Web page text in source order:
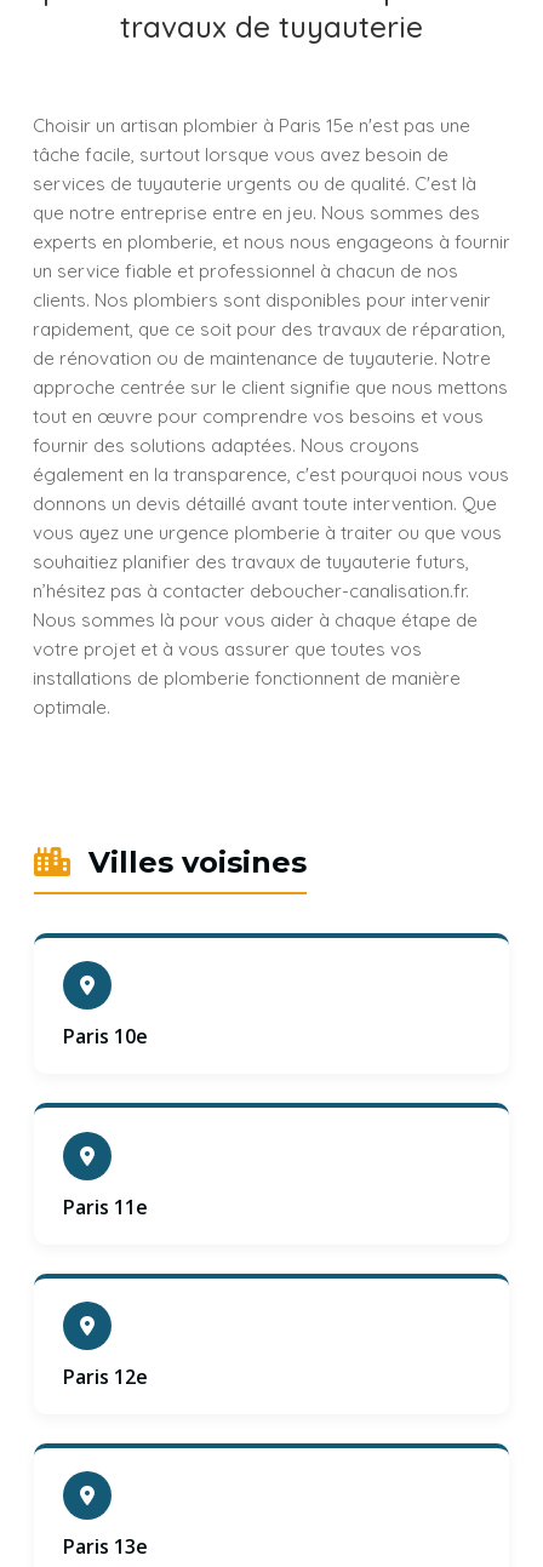
travaux de tuyauterie
Choisir un artisan plombier à Paris 15e n'est pas une
tâche facile, surtout lorsque vous avez besoin de
services de tuyauterie urgents ou de qualité. C'est là
que notre entreprise entre en jeu. Nous sommes des
experts en plomberie, et nous nous engageons à fournir
un service fiable et professionnel à chacun de nos
clients. Nos plombiers sont disponibles pour intervenir
rapidement, que ce soit pour des travaux de réparation,
de rénovation ou de maintenance de tuyauterie. Notre
approche centrée sur le client signifie que nous mettons
tout en œuvre pour comprendre vos besoins et vous
fournir des solutions adaptées. Nous croyons
également en la transparence, c'est pourquoi nous vous
donnons un devis détaillé avant toute intervention. Que
vous ayez une urgence plomberie à traiter ou que vous
souhaitiez planifier des travaux de tuyauterie futurs,
n’hésitez pas à contacter deboucher-canalisation.fr.
Nous sommes là pour vous aider à chaque étape de
votre projet et à vous assurer que toutes vos
installations de plomberie fonctionnent de manière
optimale.
Villes voisines
Paris 10e
Paris 11e
Paris 12e
Paris 13e